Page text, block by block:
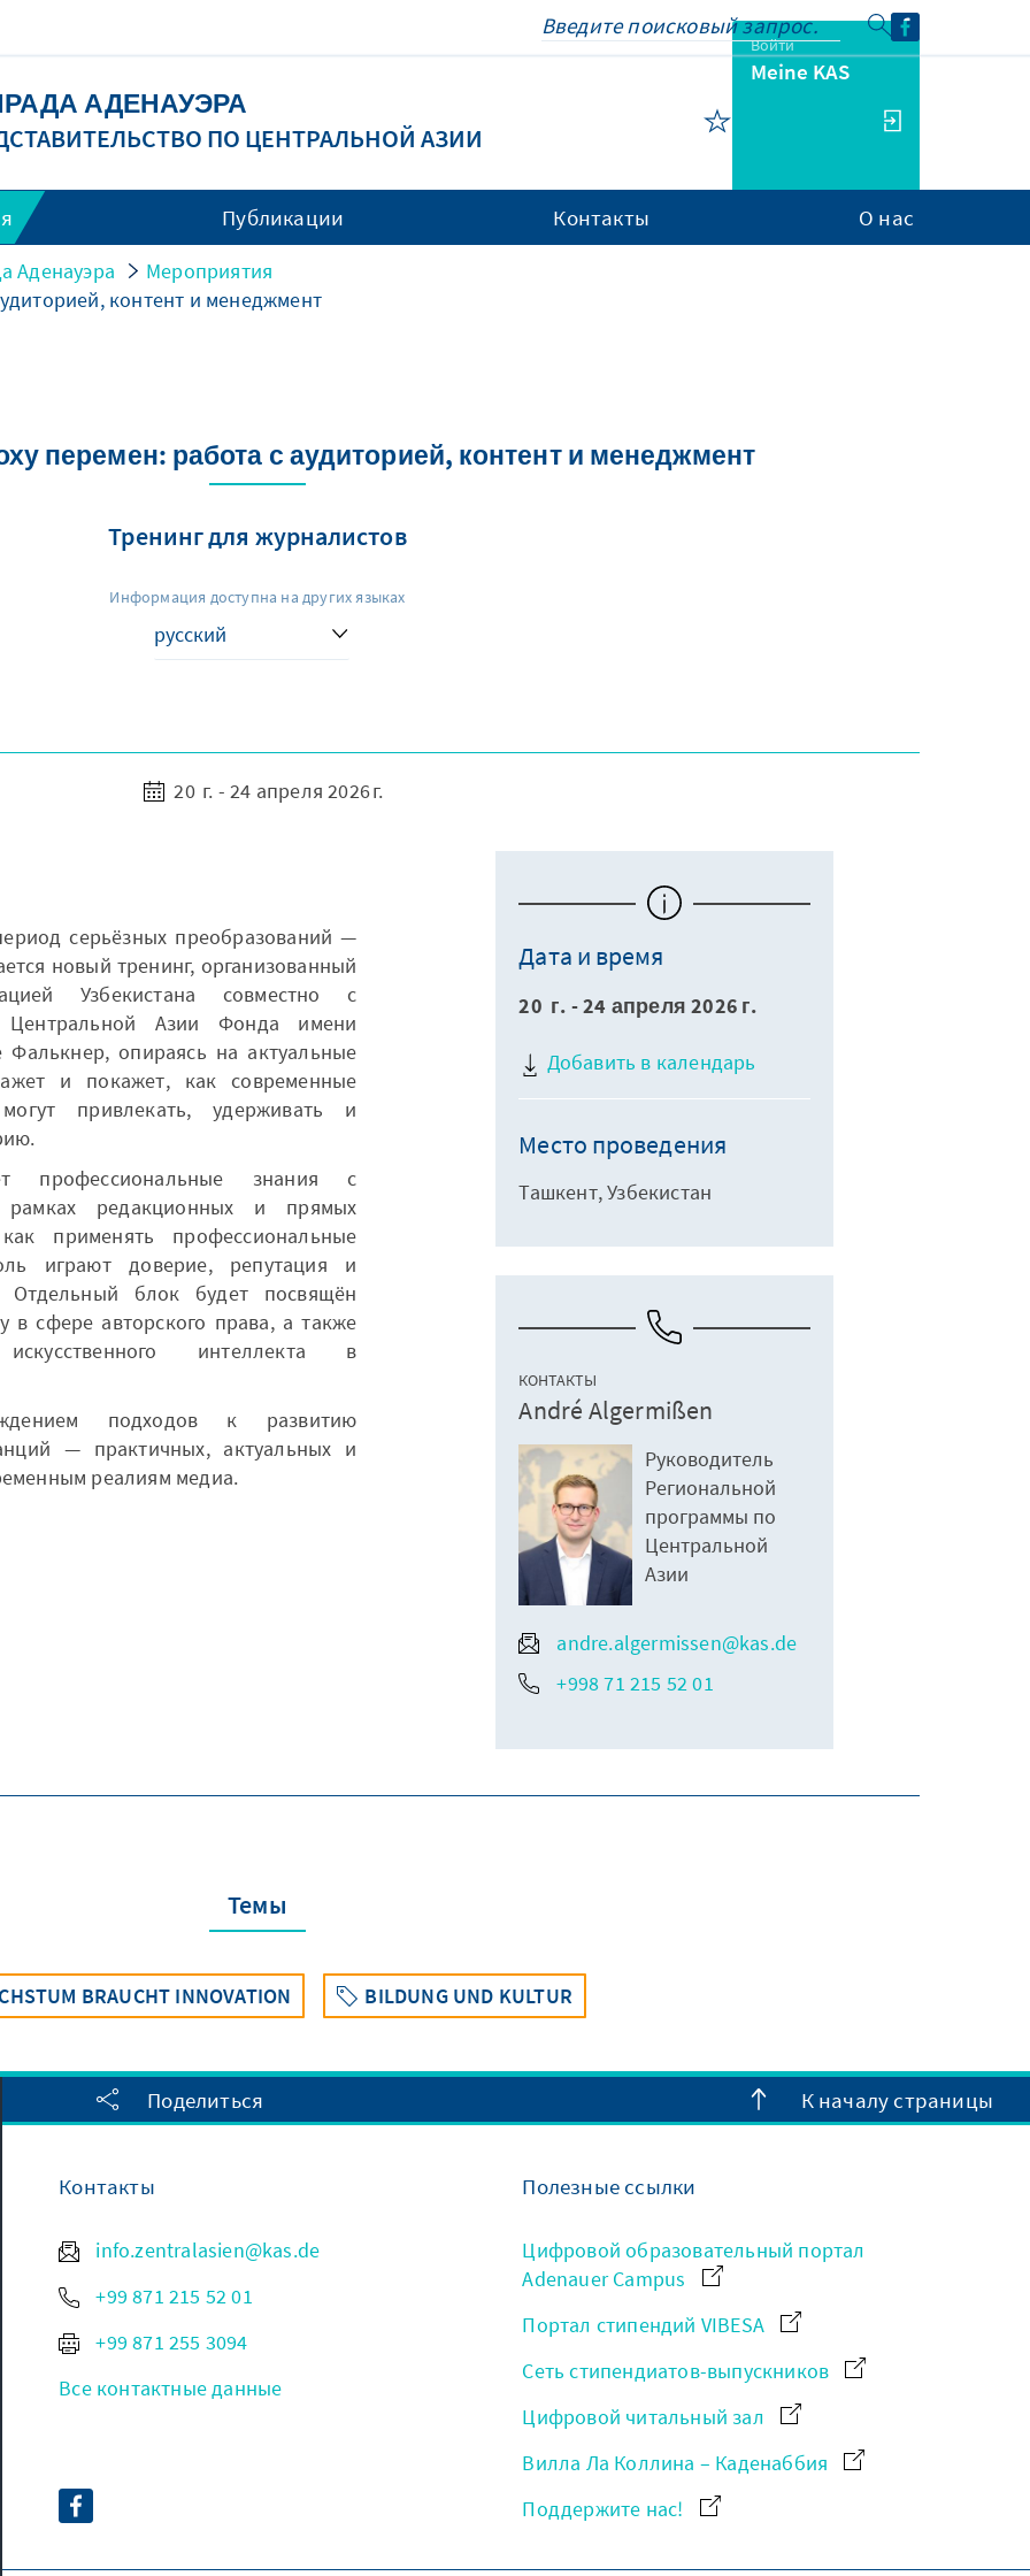
АДЕНАУЭРА
ПО ЦЕНТРАЛЬНОЙ АЗИИ
Войти
Meine KAS
Публикации Контакты О нас
Аденауэра
Мероприятия
контент и менеджмент
перемен: работа с аудиторией, контент и менеджмент
Тренинг для журналистов
Информация доступна на других языках
20 г. - 24 апреля 2026 г.
серьёзных преобразований —
новый тренинг, организованный
Узбекистана совместно с
Азии Фонда имени
опираясь на актуальные
и покажет, как современные
привлекать, удерживать и
профессиональные знания с
редакционных и прямых
применять профессиональные
играют доверие, репутация и
Отдельный блок будет посвящён
в сфере авторского права, а также
интеллекта в
подходов к развитию
— практичных, актуальных и
реалиям медиа.
Дата и время
20 г. - 24 апреля 2026 г.
Добавить в календарь
Место проведения
Ташкент, Узбекистан
КОНТАКТЫ
André Algermißen
Руководитель
Региональной
программы по
Центральной
Азии
andre.algermissen@kas.de
+998 71 215 52 01
Темы
BRAUCHT INNOVATION BILDUNG UND KULTUR
Поделиться К началу страницы
Контакты
info.zentralasien@kas.de
+99 871 215 52 01
+99 871 255 3094
Все контактные данные
Полезные ссылки
Цифровой образовательный портал
Adenauer Campus
Портал стипендий VIBESA
Сеть стипендиатов-выпускников
Цифровой читальный зал
Вилла Ла Коллина – Каденаббия
Поддержите нас!